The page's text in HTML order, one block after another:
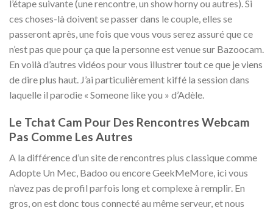
l’étape suivante (une rencontre, un show horny ou autres). Si
ces choses-là doivent se passer dans le couple, elles se
passeront après, une fois que vous vous serez assuré que ce
n’est pas que pour ça que la personne est venue sur Bazoocam.
En voilà d’autres vidéos pour vous illustrer tout ce que je viens
de dire plus haut. J’ai particulièrement kiffé la session dans
laquelle il parodie « Someone like you » d’Adèle.
Le Tchat Cam Pour Des Rencontres Webcam
Pas Comme Les Autres
A la différence d’un site de rencontres plus classique comme
Adopte Un Mec, Badoo ou encore GeekMeMore, ici vous
n’avez pas de profil parfois long et complexe à remplir. En
gros, on est donc tous connecté au même serveur, et nous